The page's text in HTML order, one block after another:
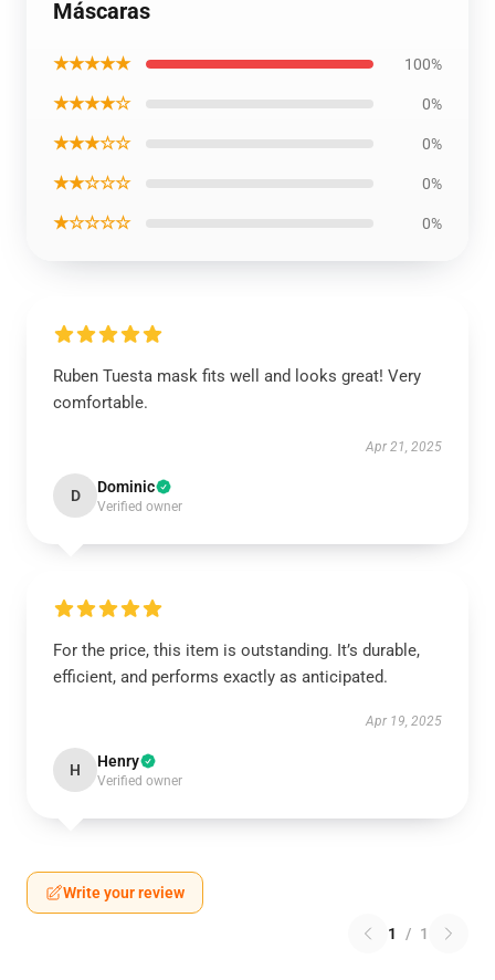
Máscaras
★★★★★ 100%
★★★★☆ 0%
★★★☆☆ 0%
★★☆☆☆ 0%
★☆☆☆☆ 0%
Ruben Tuesta mask fits well and looks great! Very
comfortable.
Apr 21, 2025
D Dominic
Verified owner
For the price, this item is outstanding. It’s durable,
efficient, and performs exactly as anticipated.
Apr 19, 2025
H Henry
Verified owner
Write your review
1 / 1